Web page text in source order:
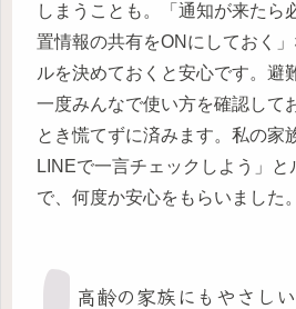
しまうことも。「通知が来たら
置情報の共有をONにしておく
ルを決めておくと安心です。避
一度みんなで使い方を確認して
とき慌てずに済みます。私の家
LINEで一言チェックしよう」と
で、何度か安心をもらいました。
高齢の家族にもやさし